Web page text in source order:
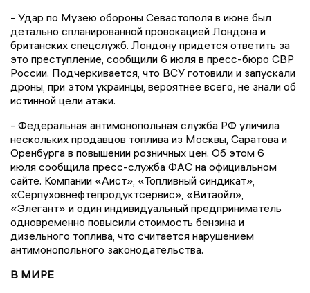
- Удар по Музею обороны Севастополя в июне был
детально спланированной провокацией Лондона и
британских спецслужб. Лондону придется ответить за
это преступление, сообщили 6 июля в пресс-бюро СВР
России. Подчеркивается, что ВСУ готовили и запускали
дроны, при этом украинцы, вероятнее всего, не знали об
истинной цели атаки.
- Федеральная антимонопольная служба РФ уличила
нескольких продавцов топлива из Москвы, Саратова и
Оренбурга в повышении розничных цен. Об этом 6
июля сообщила пресс-служба ФАС на официальном
сайте. Компании «Аист», «Топливный синдикат»,
«Серпуховнефтепродуктсервис», «Витаойл»,
«Элегант» и один индивидуальный предприниматель
одновременно повысили стоимость бензина и
дизельного топлива, что считается нарушением
антимонопольного законодательства.
В МИРЕ